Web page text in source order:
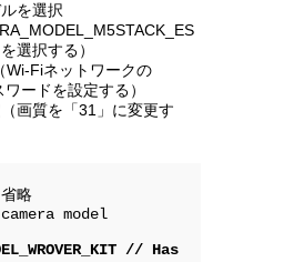
を選択
選択する）
Wi-Fiネットワークの
ードを設定する）
画質を「31」に変更す
// Has